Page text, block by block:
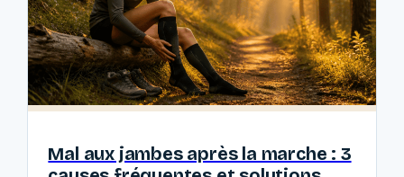
Mal aux jambes après la marche : 3